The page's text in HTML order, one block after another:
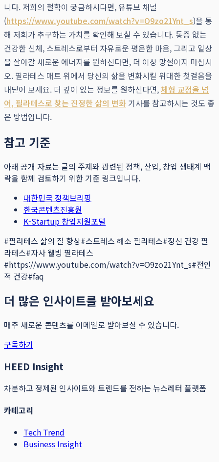
니다. 저희의 철학이 궁금하시다면, 유튜브 채널
(https://www.youtube.com/watch?v=O9zo21Ynt_s)을 통
해 저희가 추구하는 가치를 확인해 보실 수 있습니다. 통증 없는
건강한 신체, 스트레스로부터 자유로운 평온한 마음, 그리고 일상
을 살아갈 새로운 에너지를 원하신다면, 더 이상 망설이지 마십시
오. 필라테스 매트 위에서 당신의 삶을 변화시킬 위대한 첫걸음을
내딛어 보세요. 더 깊이 있는 정보를 원하신다면,체형 교정을 넘
어, 필라테스로 찾는 진정한 삶의 변화 기사를 참고하시는 것도 좋
은 방법입니다.
참고 기준
아래 공개 자료는 글의 주제와 관련된 정책, 산업, 창업 생태계 맥
락을 함께 검토하기 위한 기준 링크입니다.
대한민국 정책브리핑
한국콘텐츠진흥원
K-Startup 창업지원포털
#필라테스 삶의 질 향상#스트레스 해소 필라테스#정신 건강 필
라테스#자사 웰빙 필라테스
#https://www.youtube.com/watch?v=O9zo21Ynt_s#전인
적 건강#faq
더 많은 인사이트를 받아보세요
매주 새로운 콘텐츠를 이메일로 받아보실 수 있습니다.
구독하기
HEED Insight
차분하고 정제된 인사이트와 트렌드를 전하는 뉴스레터 플랫폼
카테고리
Tech Trend
Business Insight